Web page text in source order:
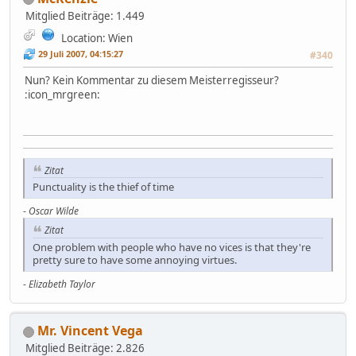
Mitglied Beiträge: 1.449
Location: Wien
29 Juli 2007, 04:15:27 #340
Nun? Kein Kommentar zu diesem Meisterregisseur?
:icon_mrgreen:
Zitat
Punctuality is the thief of time
- Oscar Wilde
Zitat
One problem with people who have no vices is that they're
pretty sure to have some annoying virtues.
-Elizabeth Taylor
Mr. Vincent Vega
Mitglied Beiträge: 2.826